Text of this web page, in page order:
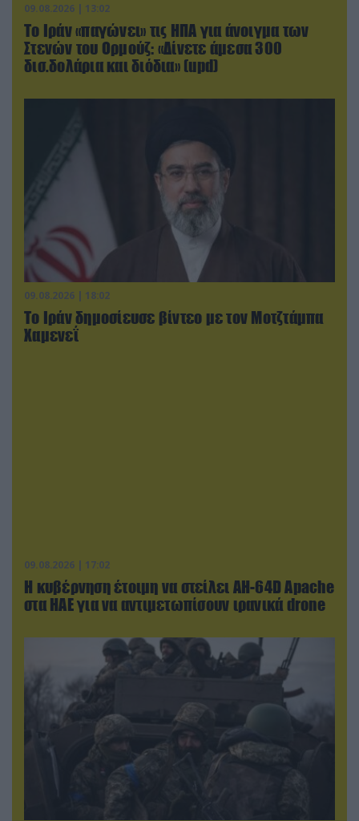
09.08.2026 | 13:02
Το Ιράν «παγώνει» τις ΗΠΑ για άνοιγμα των
Στενών του Ορμούζ: «Δίνετε άμεσα 300
δισ.δολάρια και διόδια» (upd)
09.08.2026 | 18:02
Το Ιράν δημοσίευσε βίντεο με τον Μοτζτάμπα
Χαμενεΐ
09.08.2026 | 17:02
Η κυβέρνηση έτοιμη να στείλει AH-64D Apache
στα ΗΑΕ για να αντιμετωπίσουν ιρανικά drone